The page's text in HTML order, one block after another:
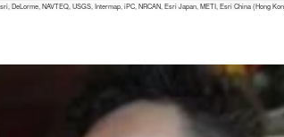
DeLorme, NAVTEQ, USGS, Intermap, iPC, NRCAN, Esri Japan, METI, Esri China (Hong